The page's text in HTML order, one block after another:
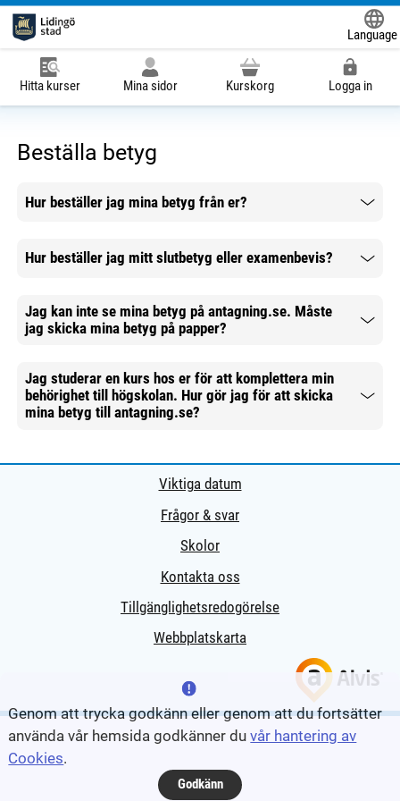
Language
Hitta kurser Mina sidor Kurskorg Logga in
Beställa betyg
Hur beställer jag mina betyg från er?
Mer information
Hur beställer jag mitt slutbetyg eller examenbevis?
Mer information
Jag kan inte se mina betyg på antagning.se. Måste
jag skicka mina betyg på papper?
Mer information
Jag studerar en kurs hos er för att komplettera min
behörighet till högskolan. Hur gör jag för att skicka
mina betyg till antagning.se?
Mer information
Viktiga datum
Frågor & svar
Skolor
Kontakta oss
Tillgänglighetsredogörelse
Webbplatskarta
Genom att trycka godkänn eller genom att du fortsätter
använda vår hemsida godkänner duvår hantering av
Cookies.
Godkänn